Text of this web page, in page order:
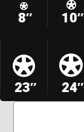
8″ 10″
23″ 24″